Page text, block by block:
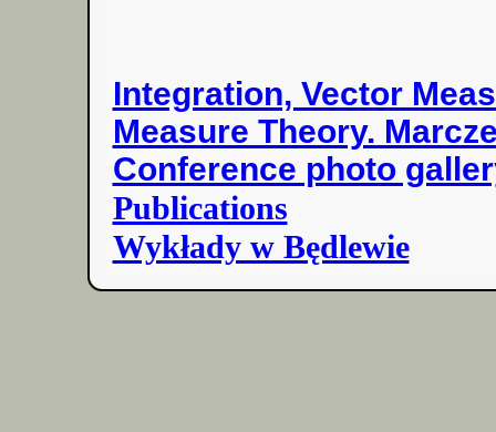
Integration, Vector
Measure Theory.
Conference photo
Publications
Wykłady w Będlewie